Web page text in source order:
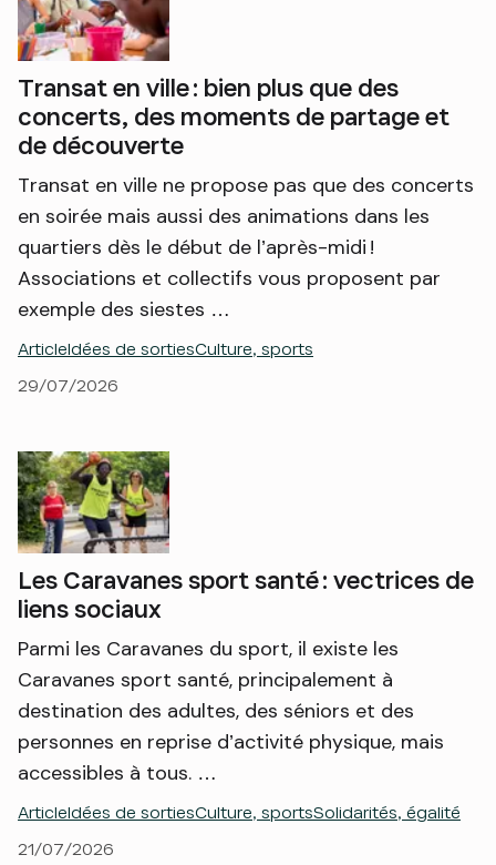
Transat en ville : bien plus que des
concerts, des moments de partage et
de découverte
Transat en ville ne propose pas que des concerts
en soirée mais aussi des animations dans les
quartiers dès le début de l’après-midi !
Associations et collectifs vous proposent par
exemple des siestes …
ArticleIdées de sortiesCulture, sports
29/07/2026
Les Caravanes sport santé : vectrices de
liens sociaux
Parmi les Caravanes du sport, il existe les
Caravanes sport santé, principalement à
destination des adultes, des séniors et des
personnes en reprise d’activité physique, mais
accessibles à tous. …
ArticleIdées de sortiesCulture, sportsSolidarités, égalité
21/07/2026